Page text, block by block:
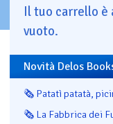
Il tuo carrello è
vuoto.
Novità Delos
🗞️ Patatì patatà,
🗞️ La Fabbrica dei